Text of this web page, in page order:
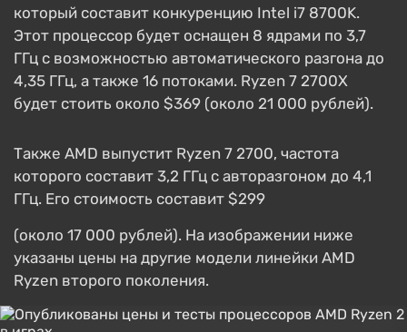
который составит конкуренцию Intel i7 8700K.
Этот процессор будет оснащен 8 ядрами по 3,7
ГГц с возможностью автоматического разгона до
4,35 ГГц, а также 16 потоками. Ryzen 7 2700X
будет стоить около $369 (около 21 000 рублей).
Также AMD выпустит Ryzen 7 2700, частота
которого составит 3,2 ГГц с авторазгоном до 4,1
ГГц. Его стоимость составит $299
(около 17 000 рублей). На изображении ниже
указаны цены на другие модели линейки AMD
Ryzen второго поколения.